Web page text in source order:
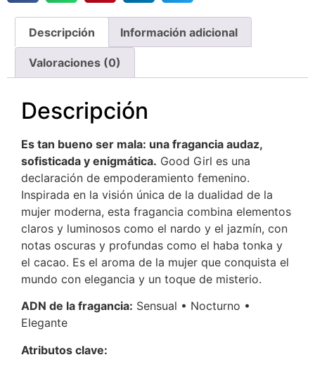
Descripción Información adicional
Valoraciones (0)
Descripción
Es tan bueno ser mala: una fragancia audaz,
sofisticada y enigmática. Good Girl es una
declaración de empoderamiento femenino.
Inspirada en la visión única de la dualidad de la
mujer moderna, esta fragancia combina elementos
claros y luminosos como el nardo y el jazmín, con
notas oscuras y profundas como el haba tonka y
el cacao. Es el aroma de la mujer que conquista el
mundo con elegancia y un toque de misterio.
ADN de la fragancia: Sensual • Nocturno •
Elegante
Atributos clave: